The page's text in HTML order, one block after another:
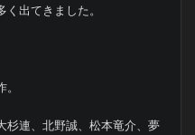
出てきました。
杉連、北野誠、松本竜介、夢